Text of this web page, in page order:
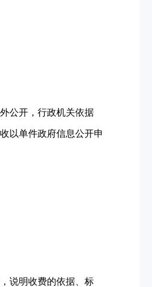
公开，行政机关依据
以单件政府信息公开申
说明收费的依据、标